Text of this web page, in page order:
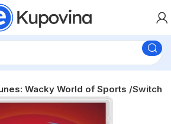
Wacky World of Sports /Switch